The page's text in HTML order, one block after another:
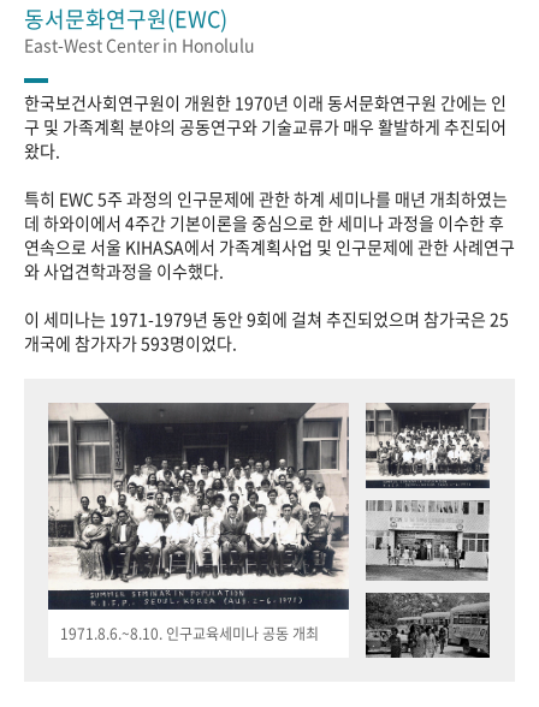
동서문화연구원(EWC)
East-West Center in Honolulu
한국보건사회연구원이 개원한 1970년 이래 동서문화연구원 간에는 인
구 및 가족계획 분야의 공동연구와 기술교류가 매우 활발하게 추진되어
왔다.
특히 EWC 5주 과정의 인구문제에 관한 하계 세미나를 매년 개최하였는
데 하와이에서 4주간 기본이론을 중심으로 한 세미나 과정을 이수한 후
연속으로 서울 KIHASA에서 가족계획사업 및 인구문제에 관한 사례연구
와 사업견학과정을 이수했다.
이 세미나는 1971-1979년 동안 9회에 걸쳐 추진되었으며 참가국은 25
개국에 참가자가 593명이었다.
1971.8.6.~8.10. 인구교육세미나 공동 개최